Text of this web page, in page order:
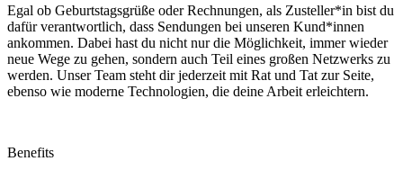
Egal ob Geburtstagsgrüße oder Rechnungen, als Zusteller*in bist du
dafür verantwortlich, dass Sendungen bei unseren Kund*innen
ankommen. Dabei hast du nicht nur die Möglichkeit, immer wieder
neue Wege zu gehen, sondern auch Teil eines großen Netzwerks zu
werden. Unser Team steht dir jederzeit mit Rat und Tat zur Seite,
ebenso wie moderne Technologien, die deine Arbeit erleichtern.
Benefits